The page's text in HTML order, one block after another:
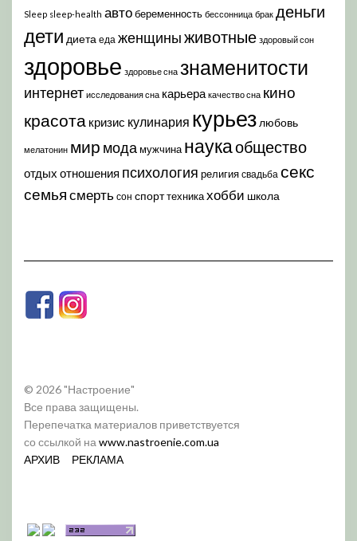
Sleep sleep-health автобеременность бессонница брак деньги
дети диета еда женщиныживотные здоровый сон
здоровье здоровье сна знаменитости
интернет исследования сна карьера качество сна кино
красота кризис кулинария курьез любовь
мелатонин мир модамужчина наукаобщество
отдых отношения психология религия свадьба секс
семья смерть сон спорттехникахобби школа
© 2026 "Настроение"
Все права защищены.
Перепечатка материалов приветствуется
со ссылкой на www.nastroenie.com.ua
АРХИВ
РЕКЛАМА